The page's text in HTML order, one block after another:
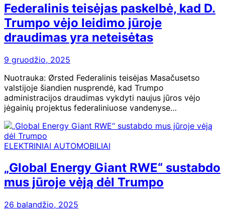
Federalinis teisėjas paskelbė, kad D.
Trumpo vėjo leidimo jūroje
draudimas yra neteisėtas
9 gruodžio, 2025
Nuotrauka: Ørsted Federalinis teisėjas Masačusetso
valstijoje šiandien nusprendė, kad Trumpo
administracijos draudimas vykdyti naujus jūros vėjo
jėgainių projektus federaliniuose vandenyse…
ELEKTRINIAI AUTOMOBILIAI
„Global Energy Giant RWE“ sustabdo
mus jūroje vėją dėl Trumpo
26 balandžio, 2025